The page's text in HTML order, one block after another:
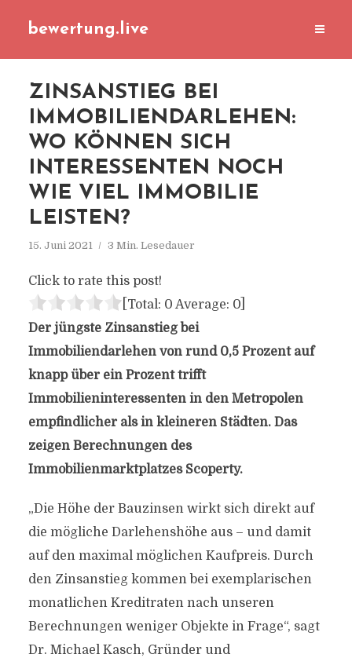
bewertung.live
ZINSANSTIEG BEI
IMMOBILIENDARLEHEN:
WO KÖNNEN SICH
INTERESSENTEN NOCH
WIE VIEL IMMOBILIE
LEISTEN?
15. Juni 2021 3 Min. Lesedauer
Click to rate this post!
[Total: 0 Average: 0]
Der jüngste Zinsanstieg bei
Immobiliendarlehen von rund 0,5 Prozent auf
knapp über ein Prozent trifft
Immobilieninteressenten in den Metropolen
empfindlicher als in kleineren Städten. Das
zeigen Berechnungen des
Immobilienmarktplatzes Scoperty.
„Die Höhe der Bauzinsen wirkt sich direkt auf
die mögliche Darlehenshöhe aus – und damit
auf den maximal möglichen Kaufpreis. Durch
den Zinsanstieg kommen bei exemplarischen
monatlichen Kreditraten nach unseren
Berechnungen weniger Objekte in Frage“, sagt
Dr. Michael Kasch, Gründer und